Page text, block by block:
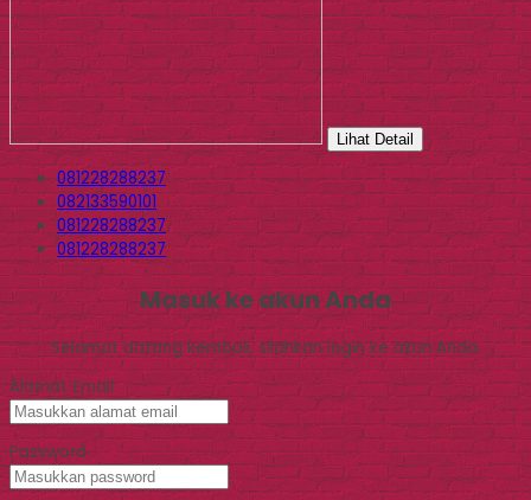
Lihat Detail
081228288237
082133590101
081228288237
081228288237
Masuk ke akun Anda
Selamat datang kembali, silahkan login ke akun Anda.
Alamat Email
Password